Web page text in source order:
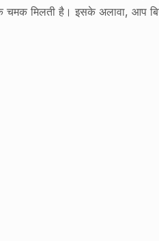
चमक मिलती है। इसके अलावा, आप